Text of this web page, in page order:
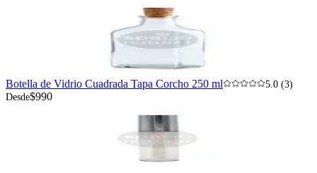
Botella de Vidrio Cuadrada Tapa Corcho 250 ml
5.0 (3)
Desde$990